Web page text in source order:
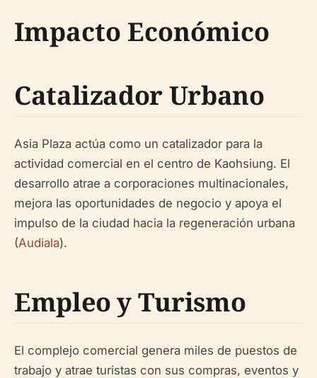
Impacto Económico
Catalizador Urbano
Asia Plaza actúa como un catalizador para la
actividad comercial en el centro de Kaohsiung. El
desarrollo atrae a corporaciones multinacionales,
mejora las oportunidades de negocio y apoya el
impulso de la ciudad hacia la regeneración urbana
(Audiala).
Empleo y Turismo
El complejo comercial genera miles de puestos de
trabajo y atrae turistas con sus compras, eventos y